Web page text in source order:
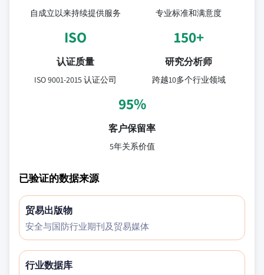
自成立以来持续提供服务 专业标准和满意度
ISO
认证质量
ISO 9001-2015 认证公司
150+
研究分析师
跨越10多个行业领域
95%
客户保留率
5年关系价值
已验证的数据来源
贸易出版物
安全与国防行业期刊及贸易媒体
行业数据库